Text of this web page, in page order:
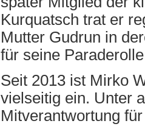
Kurquatsch trat er
Mutter Gudrun in
für seine Paraderolle
Seit 2013 ist Mirko
vielseitig ein. Unter
Mitverantwortung